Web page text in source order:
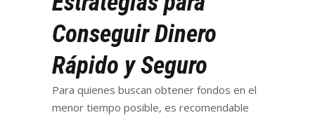
Conseguir Dinero
Rápido y Seguro
Para quienes buscan obtener fondos en el
menor tiempo posible, es recomendable